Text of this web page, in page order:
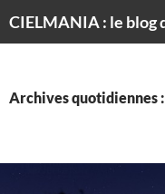
Archives quotidiennes :